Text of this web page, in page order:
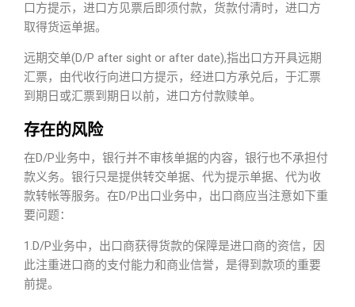
口方提示，进口方见票后即须付款，货款付清时，进口方
取得货运单据。
远期交单(D/P after sight or after date),指出口方开具远期
汇票，由代收行向进口方提示，经进口方承兑后，于汇票
到期日或汇票到期日以前，进口方付款赎单。
存在的风险
在D/P业务中，银行并不审核单据的内容，银行也不承担付
款义务。银行只是提供转交单据、代为提示单据、代为收
款转帐等服务。在D/P出口业务中，出口商应当注意如下重
要问题：
1.D/P业务中，出口商获得货款的保障是进口商的资信，因
此注重进口商的支付能力和商业信誉，是得到款项的重要
前提。